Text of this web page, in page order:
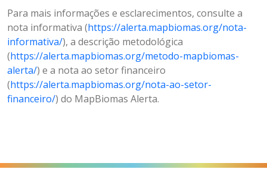
Para mais informações e esclarecimentos, consulte a
nota informativa (https://alerta.mapbiomas.org/nota-
informativa/), a descrição metodológica
(https://alerta.mapbiomas.org/metodo-mapbiomas-
alerta/) e a nota ao setor financeiro
(https://alerta.mapbiomas.org/nota-ao-setor-
financeiro/) do MapBiomas Alerta.